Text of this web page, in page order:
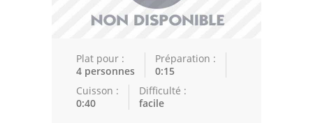
Cuisine Juive
Cuisine Libanaise
Plat pour :
4 personnes
Préparation :
0:15
Cuisson :
0:40
Difficulté :
facile